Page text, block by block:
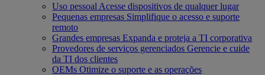
Uso pessoal Acesse dispositivos de qualquer lugar
Pequenas empresas Simplifique o acesso e suporte
remoto
Grandes empresas Expanda e proteja a TI corporativa
Provedores de serviços gerenciados Gerencie e cuide
da TI dos clientes
OEMs Otimize o suporte e as operações